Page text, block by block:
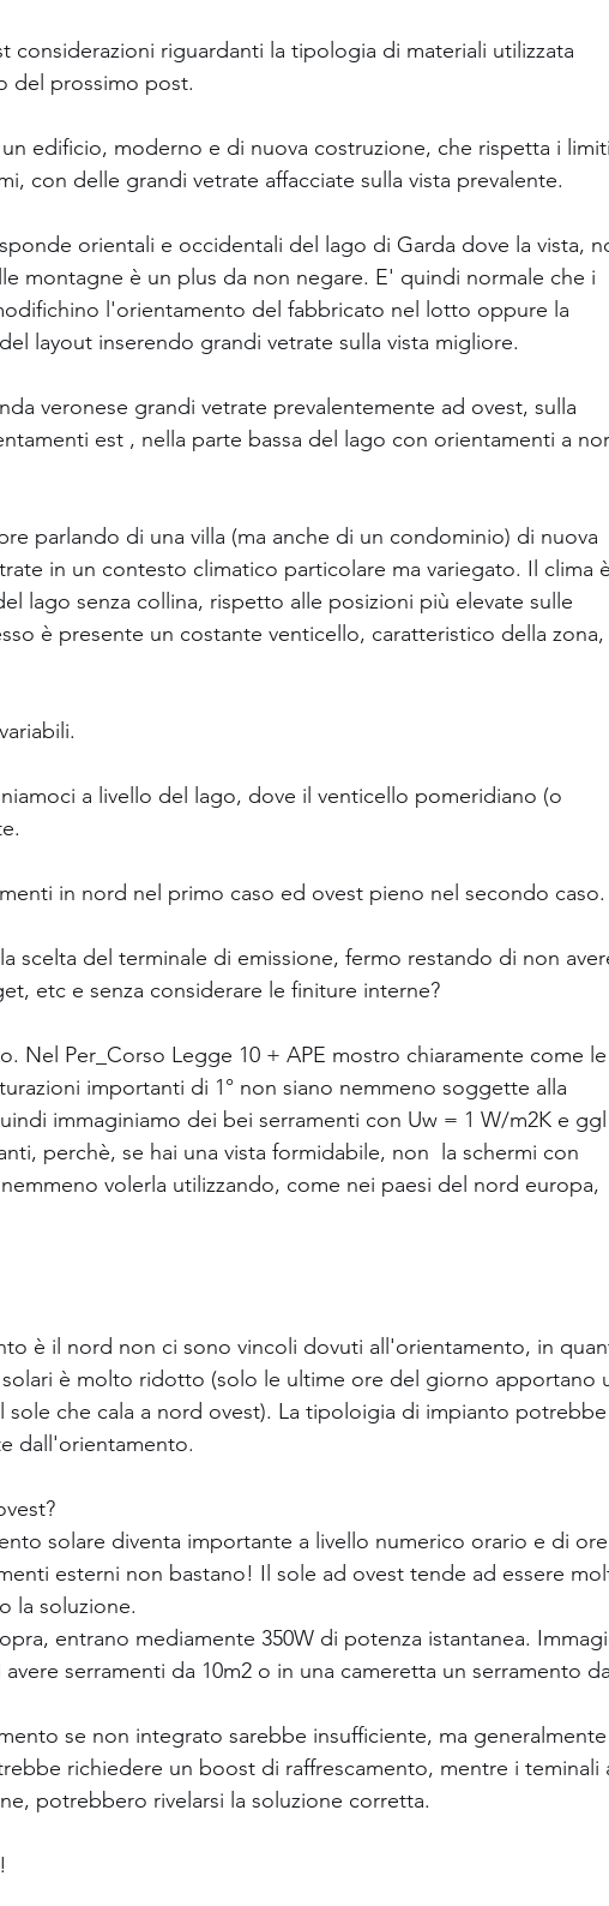
considerazioni riguardanti la tipologia di materiali utilizzata
del prossimo post.
edificio, moderno e di nuova costruzione, che rispetta i limiti
con delle grandi vetrate affacciate sulla vista prevalente.
orientali e occidentali del lago di Garda dove la vista,
montagne è un plus da non negare. E' quindi normale che i
l'orientamento del fabbricato nel lotto oppure la
layout inserendo grandi vetrate sulla vista migliore.
veronese grandi vetrate prevalentemente ad ovest, sulla
est , nella parte bassa del lago con orientamenti a
parlando di una villa (ma anche di un condominio) di nuova
in un contesto climatico particolare ma variegato. Il clima è
lago senza collina, rispetto alle posizioni più elevate sulle
è presente un costante venticello, caratteristico della zona,
a livello del lago, dove il venticello pomeridiano (o
in nord nel primo caso ed ovest pieno nel secondo caso.
scelta del terminale di emissione, fermo restando di non
etc e senza considerare le finiture interne?
Nel Per_Corso Legge 10 + APE mostro chiaramente come le
importanti di 1° non siano nemmeno soggette alla
immaginiamo dei bei serramenti con Uw = 1 W/m2K e
perchè, se hai una vista formidabile, non  la schermi con
volerla utilizzando, come nei paesi del nord europa,
è il nord non ci sono vincoli dovuti all'orientamento, in
è molto ridotto (solo le ultime ore del giorno apportano
che cala a nord ovest). La tipoloigia di impianto potrebbe
dall'orientamento.
solare diventa importante a livello numerico orario e di
esterni non bastano! Il sole ad ovest tende ad essere
la soluzione.
entrano mediamente 350W di potenza istantanea.
serramenti da 10m2 o in una cameretta un serramento da
se non integrato sarebbe insufficiente, ma generalmente
richiedere un boost di raffrescamento, mentre i teminali
potrebbero rivelarsi la soluzione corretta.